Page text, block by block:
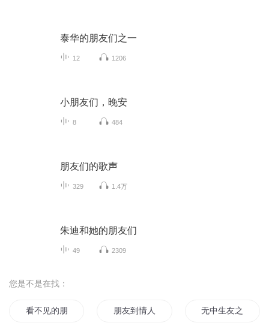
泰华的朋友们之一
12 1206
小朋友们，晚安
8 484
朋友们的歌声
329 1.4万
朱迪和她的朋友们
49 2309
您是不是在找：
看不见的朋友们 朋友到情人 无中生友之天道